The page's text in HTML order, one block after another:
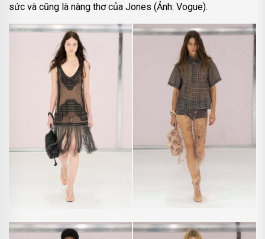
sức và cũng là nàng thơ của Jones (Ảnh: Vogue).